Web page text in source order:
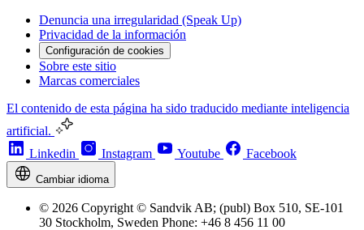
Denuncia una irregularidad (Speak Up)
Privacidad de la información
Configuración de cookies
Sobre este sitio
Marcas comerciales
El contenido de esta página ha sido traducido mediante inteligencia
artificial.
Linkedin
Instagram Youtube Facebook
Cambiar idioma
© 2026 Copyright © Sandvik AB; (publ) Box 510, SE-101
30 Stockholm, Sweden Phone: +46 8 456 11 00